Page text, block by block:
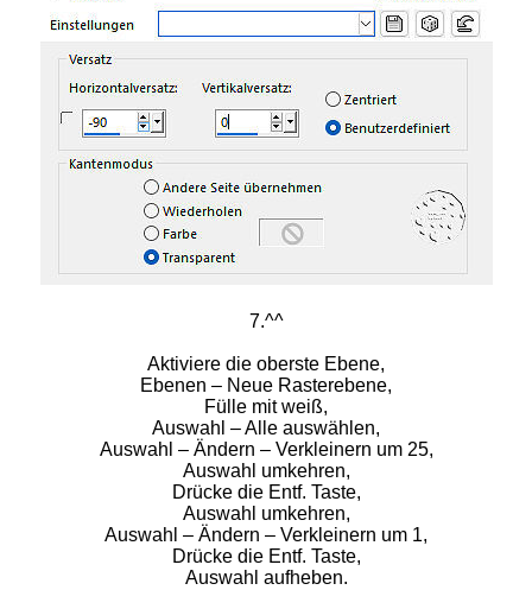
7.^^
Aktiviere die oberste Ebene,
Ebenen – Neue Rasterebene,
Fülle mit weiß,
Auswahl – Alle auswählen,
Auswahl – Ändern – Verkleinern um 25,
Auswahl umkehren,
Drücke die Entf. Taste,
Auswahl umkehren,
Auswahl – Ändern – Verkleinern um 1,
Drücke die Entf. Taste,
Auswahl aufheben.